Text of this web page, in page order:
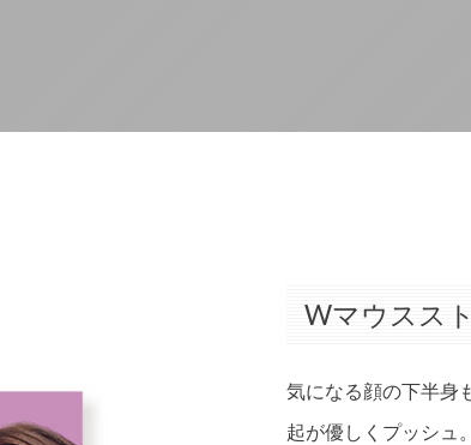
Wマウスス
気になる顔の下半身
起が優しくプッシュ